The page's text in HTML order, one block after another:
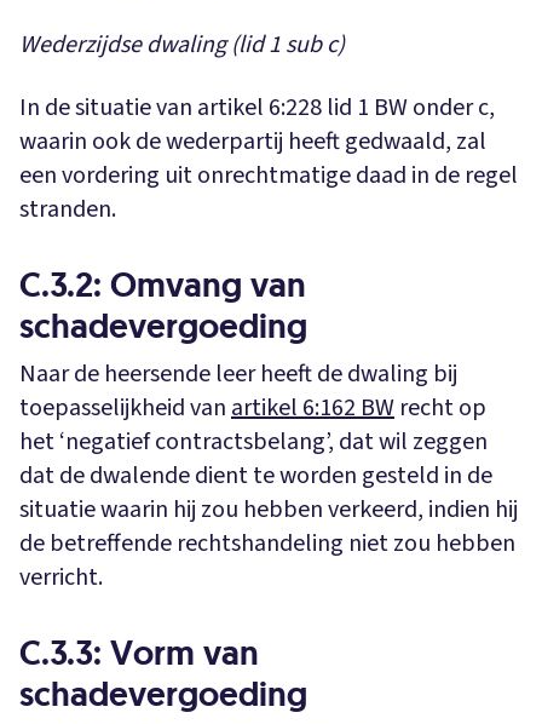
Wederzijdse dwaling (lid 1 sub c)
In de situatie van artikel 6:228 lid 1 BW onder c,
waarin ook de wederpartij heeft gedwaald, zal
een vordering uit onrechtmatige daad in de regel
stranden.
C.3.2: Omvang van
schadevergoeding
Naar de heersende leer heeft de dwaling bij
toepasselijkheid vanartikel 6:162 BW recht op
het ‘negatief contractsbelang’, dat wil zeggen
dat de dwalende dient te worden gesteld in de
situatie waarin hij zou hebben verkeerd, indien hij
de betreffende rechtshandeling niet zou hebben
verricht.
C.3.3: Vorm van
schadevergoeding